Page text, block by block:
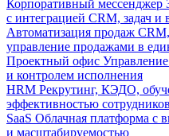
Корпоративный мессенджер
с интеграцией CRM, задач и
Автоматизация продаж
управление продажами в
Проектный офис
и контролем исполнения
HRM Рекрутинг, КЭДО,
эффективностью сотрудников
SaaS Облачная платформа с
и масштабируемостью